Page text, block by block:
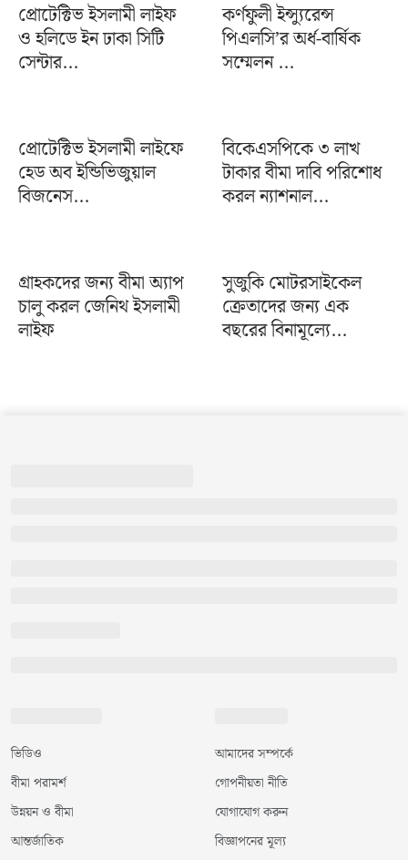
প্রোটেক্টিভ ইসলামী লাইফ
ও হলিডে ইন ঢাকা সিটি
সেন্টার...
কর্ণফুলী ইন্স্যুরেন্স
পিএলসি’র অর্ধ-বার্ষিক
সম্মেলন ...
প্রোটেক্টিভ ইসলামী লাইফে
হেড অব ইন্ডিভিজুয়াল
বিজনেস...
বিকেএসপিকে ৩ লাখ
টাকার বীমা দাবি পরিশোধ
করল ন্যাশনাল...
গ্রাহকদের জন্য বীমা অ্যাপ
চালু করল জেনিথ ইসলামী
লাইফ
সুজুকি মোটরসাইকেল
ক্রেতাদের জন্য এক
বছরের বিনামূল্যে...
ভিডিও
বীমা পরামর্শ
উন্নয়ন ও বীমা
আন্তর্জাতিক
আমাদের সম্পর্কে
গোপনীয়তা নীতি
যোগাযোগ করুন
বিজ্ঞাপনের মূল্য